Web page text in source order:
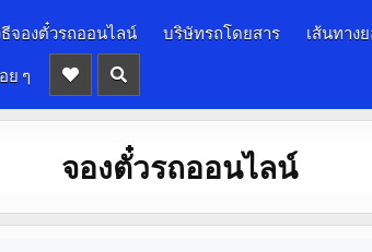
จองตั๋วรถออนไลน์ บริษัทรถโดยสาร เส้นทาง
ย ๆ
จองตั๋วรถออนไลน์